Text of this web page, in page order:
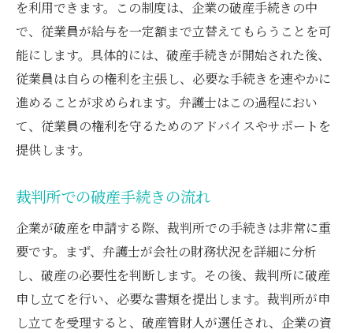
守るか
弁護士が提供するサポート内容
会社破産時に弁護士が果たす役割
生活を守るための法律的支援
弁護士との連携で得られる安心感
社会保障制度と法律の活用法
破産時の従業員保護法的知識を弁護士と共に学
破産手続きにおける従業員の権利
法律が保護する従業員の権利と義務
弁護士による従業員保護の具体策
破産時に知っておくべき法律知識
を利用できます。この制度は、企業の破産手続きの中
で、従業員が給与を一定額まで立替えてもらうことを可
能にします。具体的には、破産手続きが開始された後、
従業員は自らの権利を主張し、必要な手続きを速やかに
進めることが求められます。弁護士はこの過程におい
て、従業員の権利を守るためのアドバイスやサポートを
提供します。
裁判所での破産手続きの流れ
企業が破産を申請する際、裁判所での手続きは非常に重
要です。まず、弁護士が会社の財務状況を詳細に分析
し、破産の必要性を判断します。その後、裁判所に破産
申し立てを行い、必要な書類を提出します。裁判所が申
し立てを受理すると、破産管財人が選任され、企業の資